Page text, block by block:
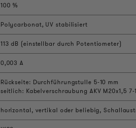
100 %
Polycarbonat, UV stabilisiert
113 dB (einstellbar durch Potentiometer)
0,003 A
Rückseite: Durchführungstulle 5-10 mm
seitlich: Kabelverschraubung AKV M20x1,5
horizontal, vertikal oder beliebig,